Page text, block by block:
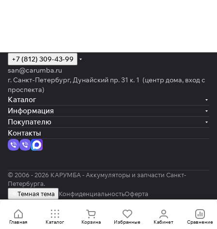
Главная Каталог Корзина Избранные Кабинет Сравнение
+7 (812) 309-43-99
san@carumba.ru
г. Санкт-Петербург, Дунайский пр. 31 к. 1 (центр дома, вход с
проспекта)
Каталог
Информация
Покупателю
Контакты
© 2006 - 2026 КАРУМБА - Аккумуляторы и запчасти Санкт-
Петербурга.
Темная тема
КонфиденциальностьОферта